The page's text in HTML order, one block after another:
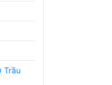
Trầu